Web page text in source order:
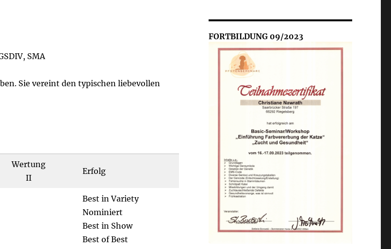
SMA
Sie vereint den typischen liebevollen
Wertung
II
Erfolg
Best in Variety
Nominiert
Best in Show
Best of Best
FORTBILDUNG 09/2023